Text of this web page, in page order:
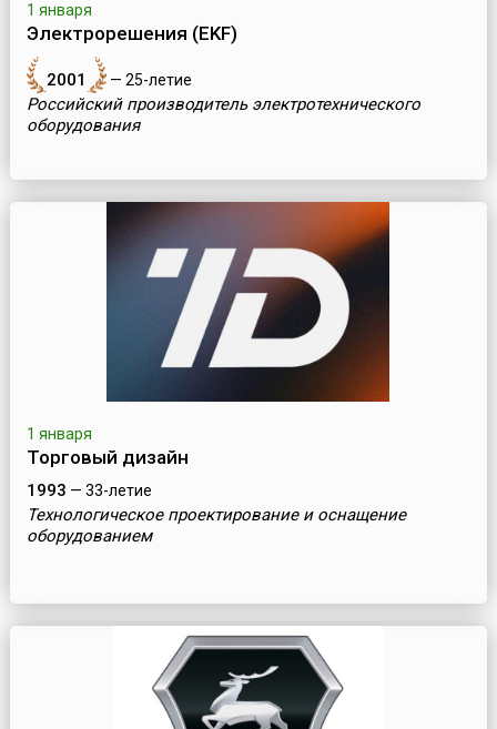
1 января
Электрорешения (EKF)
2001 — 25-летие
Российский производитель электротехнического
оборудования
1 января
Торговый дизайн
1993 — 33-летие
Технологическое проектирование и оснащение
оборудованием